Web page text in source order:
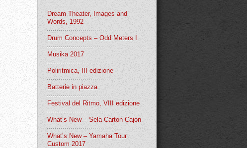
Dream Theater, Images and
Words, 1992
Drum Concepts – Odd Meters I
Musika 2017
Poliritmica, III edizione
Batterie in piazza
Festival del Ritmo, VIII edizione
What’s New – Sela Carton Cajon
What’s New – Yamaha Tour
Custom 2017